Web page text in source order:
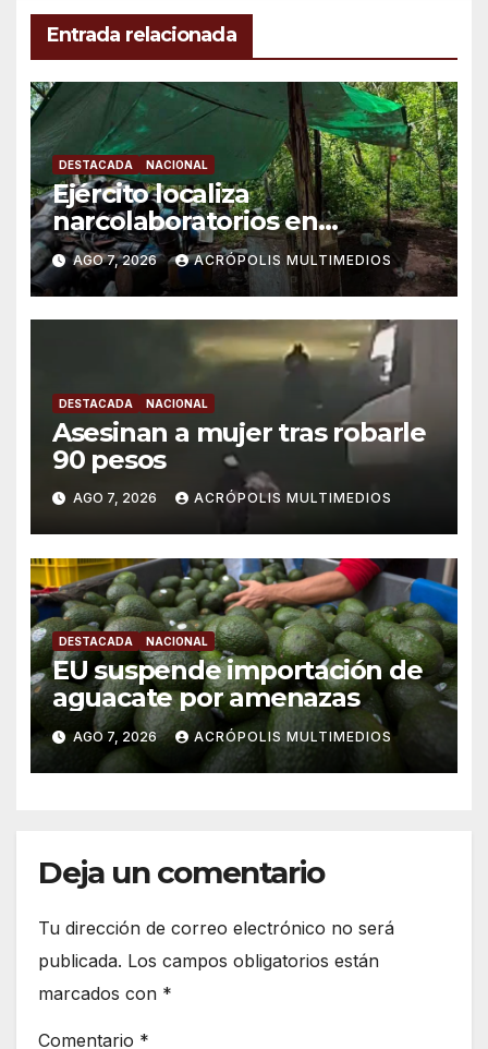
Entrada relacionada
DESTACADA NACIONAL
Ejército localiza
narcolaboratorios en
Michoacán
AGO 7, 2026 ACRÓPOLIS MULTIMEDIOS
DESTACADA NACIONAL
Asesinan a mujer tras robarle
90 pesos
AGO 7, 2026 ACRÓPOLIS MULTIMEDIOS
DESTACADA NACIONAL
EU suspende importación de
aguacate por amenazas
AGO 7, 2026 ACRÓPOLIS MULTIMEDIOS
Deja un comentario
Tu dirección de correo electrónico no será
publicada. Los campos obligatorios están
marcados con *
Comentario *